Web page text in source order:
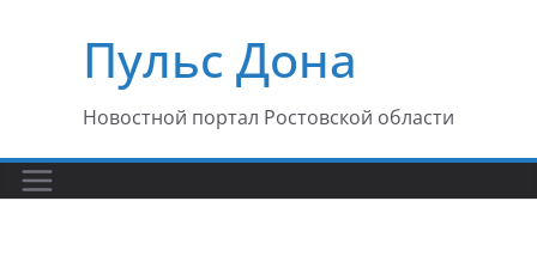
содержимомуПульс Дона
Новостной портал Ростовской области